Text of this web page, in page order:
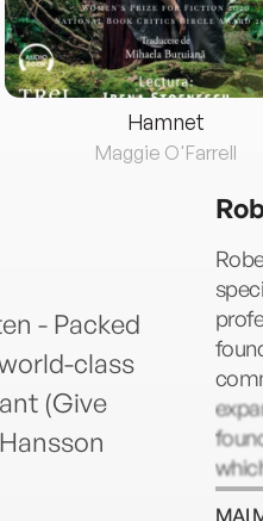
Hamnet
Maggie O'Farrell
- Packed
class
(Give
He
MAI